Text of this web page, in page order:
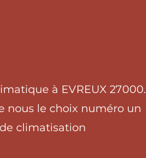
à EVREUX 27000.
nous le choix numéro un
climatisation